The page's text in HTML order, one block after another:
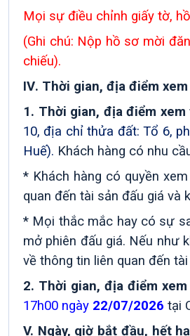
Mọi sự điều chỉnh giấy tờ,
(Ghi chú: Nộp hồ sơ mời
chiếu).
IV. Thời gian, địa điểm
1. Thời gian, địa điểm xem
10, địa chỉ thửa đất: Tổ 6,
Huế). Khách hàng có nhu
* Khách hàng có quyền
quan đến tài sản đấu giá và
* Mọi thắc mắc hay có sự
mở phiên đấu giá. Nếu như
về thông tin liên quan đến
2. Thời gian, địa điểm xem
17h00 ngày 22/07/2026 tại
V. Ngày, giờ bắt đầu, hết